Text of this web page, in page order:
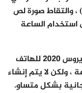
عبر نظام تحديد المواقع العالمي (GPS) ، والتقاط صورة لص
استخدام الساعة
تحتوي معظم تطبيقات برامج انتي فايروس 2020 للهاتف
ولكن لا يتم إنشاء
بشكل متساوٍ.